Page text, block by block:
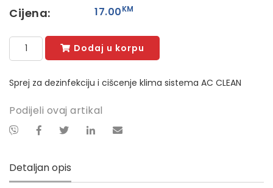
Cijena: 17.00KM
Dodaj u korpu
Sprej za dezinfekciju i cišcenje klima sistema AC CLEAN
Podijeli ovaj artikal
Detaljan opis